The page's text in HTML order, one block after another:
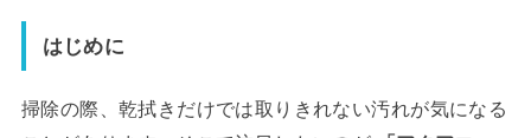
はじめに
掃除の際、乾拭きだけでは取りきれない汚れが気になる